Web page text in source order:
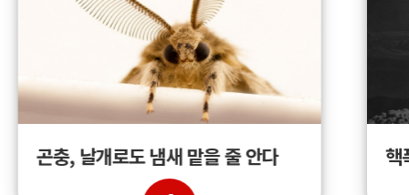
곤충, 날개로도 냄새 맡을 줄 안다 핵